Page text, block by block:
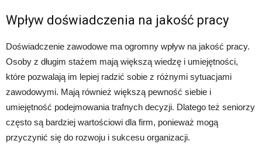
Wpływ doświadczenia na jakość pracy
Doświadczenie zawodowe ma ogromny wpływ na jakość pracy.
Osoby z długim stażem mają większą wiedzę i umiejętności,
które pozwalają im lepiej radzić sobie z różnymi sytuacjami
zawodowymi. Mają również większą pewność siebie i
umiejętność podejmowania trafnych decyzji. Dlatego też seniorzy
często są bardziej wartościowi dla firm, ponieważ mogą
przyczynić się do rozwoju i sukcesu organizacji.